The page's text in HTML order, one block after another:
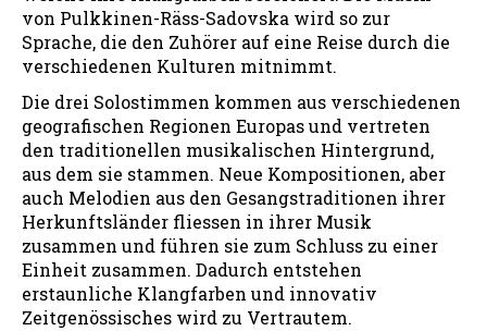
von Pulkkinen-Räss-Sadovska wird so zur
Sprache, die den Zuhörer auf eine Reise durch die
verschiedenen Kulturen mitnimmt.
Die drei Solostimmen kommen aus verschiedenen
geografischen Regionen Europas und vertreten
den traditionellen musikalischen Hintergrund,
aus dem sie stammen. Neue Kompositionen, aber
auch Melodien aus den Gesangstraditionen ihrer
Herkunftsländer fliessen in ihrer Musik
zusammen und führen sie zum Schluss zu einer
Einheit zusammen. Dadurch entstehen
erstaunliche Klangfarben und innovativ
Zeitgenössisches wird zu Vertrautem.